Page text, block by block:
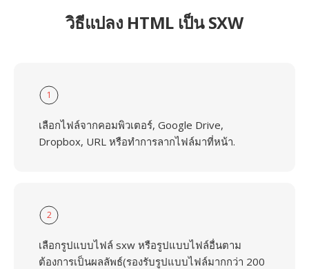
วิธีแปลง HTML เป็น SXW
1
เลือกไฟล์จากคอมพิวเตอร์, Google Drive,
Dropbox, URL หรือทำการลากไฟล์มาที่หน้า.
2
เลือกรูปแบบไฟล์ sxw หรือรูปแบบไฟล์อื่นตาม
ต้องการเป็นผลลัพธ์(รองรับรูปแบบไฟล์มากกว่า 200